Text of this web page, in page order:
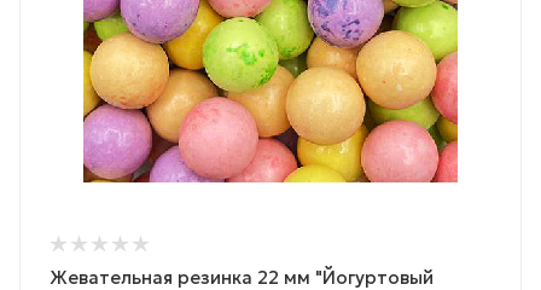
Жевательная резинка 22 мм "Йогуртовый